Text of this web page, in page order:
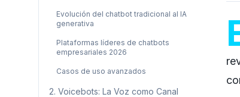
Evolución del chatbot tradicional al IA
generativa
Plataformas líderes de chatbots
empresariales 2026
Casos de uso avanzados
2. Voicebots: La Voz como Canal